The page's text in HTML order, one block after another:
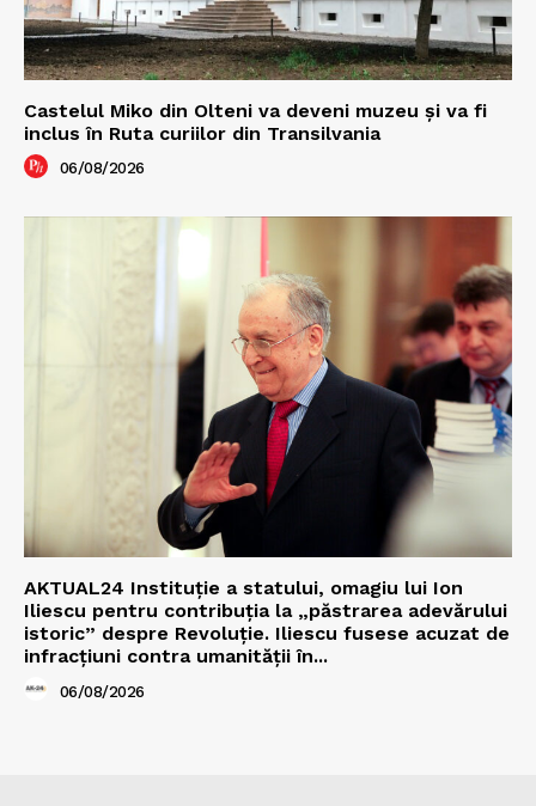
Castelul Miko din Olteni va deveni muzeu şi va fi
inclus în Ruta curiilor din Transilvania
06/08/2026
AKTUAL24 Instituție a statului, omagiu lui Ion
Iliescu pentru contribuția la „păstrarea adevărului
istoric” despre Revoluție. Iliescu fusese acuzat de
infracțiuni contra umanității în...
06/08/2026